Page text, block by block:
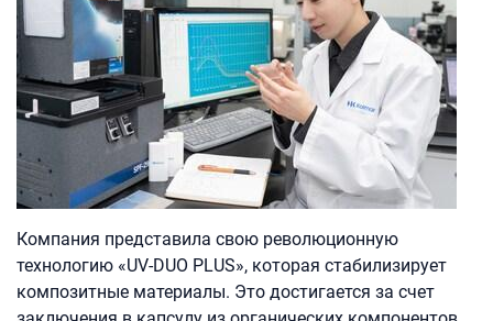
Компания представила свою революционную
технологию «UV-DUO PLUS», которая стабилизирует
композитные материалы. Это достигается за счет